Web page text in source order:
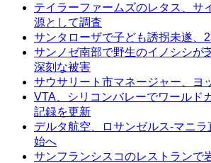
テイラーファームズのレタス、サ
源として調査
サンタローザで子ども誘拐未遂、
サンノゼ南部で野生のイノシシが
深刻な被害
サウサリート市マネージャー、ヨ
VTA、シリコンバレーでワールド
記録を更新
デルタ航空、ロサンゼルス-マニ
始へ
サンフランシスコのレストランで